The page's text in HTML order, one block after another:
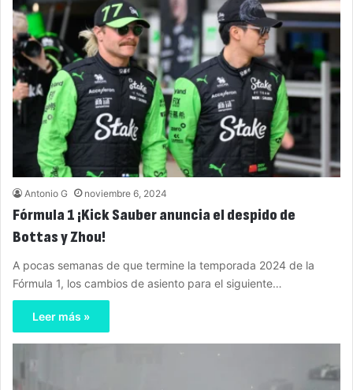
Antonio G noviembre 6, 2024
Fórmula 1 ¡Kick Sauber anuncia el despido de
Bottas y Zhou!
A pocas semanas de que termine la temporada 2024 de la
Fórmula 1, los cambios de asiento para el siguiente…
Leer más »